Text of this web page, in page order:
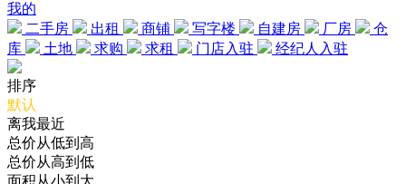
我的
二手房
出租 商铺 写字楼 自建房 厂房
仓
库
土地 求购 求租 门店入驻 经纪人入驻
排序
默认
离我最近
总价从低到高
总价从高到低
面积从小到大